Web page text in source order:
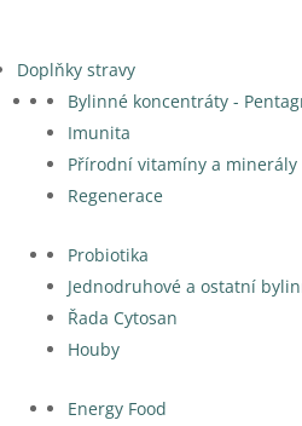
Doplňky stravy
Bylinné koncentráty -
Imunita
Přírodní vitamíny a minerály
Regenerace
Probiotika
Jednodruhové a ostatní
Řada Cytosan
Houby
Energy Food